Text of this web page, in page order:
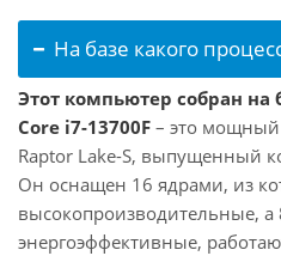
На базе какого
Этот компьютер собран на
Core i7-13700F – это мощный
Raptor Lake-S, выпущенный
Он оснащен 16 ядрами, из
высокопроизводительные, а
энергоэффективные,